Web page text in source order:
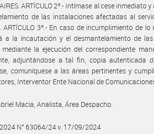
ARTÍCULO 2º.- Intímase al cese inmediato
de las instalaciones afectadas al
ARTÍCULO 3º.- En caso de incumplimiento de
a la incautación y el desmantelamiento de
mediante la ejecución del correspondiente
adjuntándose a tal fin, copia autenticada
comuníquese a las áreas pertinentes y
Interventor Ente Nacional de
Macia, Analista, Área Despacho.
N° 63064/24 v. 17/09/2024